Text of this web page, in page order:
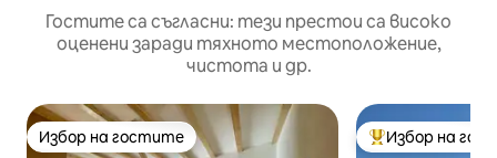
Гостите са съгласни: тези престои са високо
оценени заради тяхното местоположение,
чистота и др.
Избор на гостите
Избор на гостите Най-популярен
Избор на